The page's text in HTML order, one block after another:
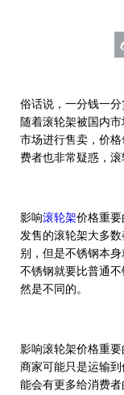
俗话说，一分钱一分
随着滚轮架被国内
市场进行售卖，价
费者也非常疑惑，滚
影响滚轮架价格重
发售的滚轮架大多
别，但是不锈钢本
不锈钢就要比普通
然是不同的。
影响滚轮架价格重
商家可能只是运输
能会有更多给消费